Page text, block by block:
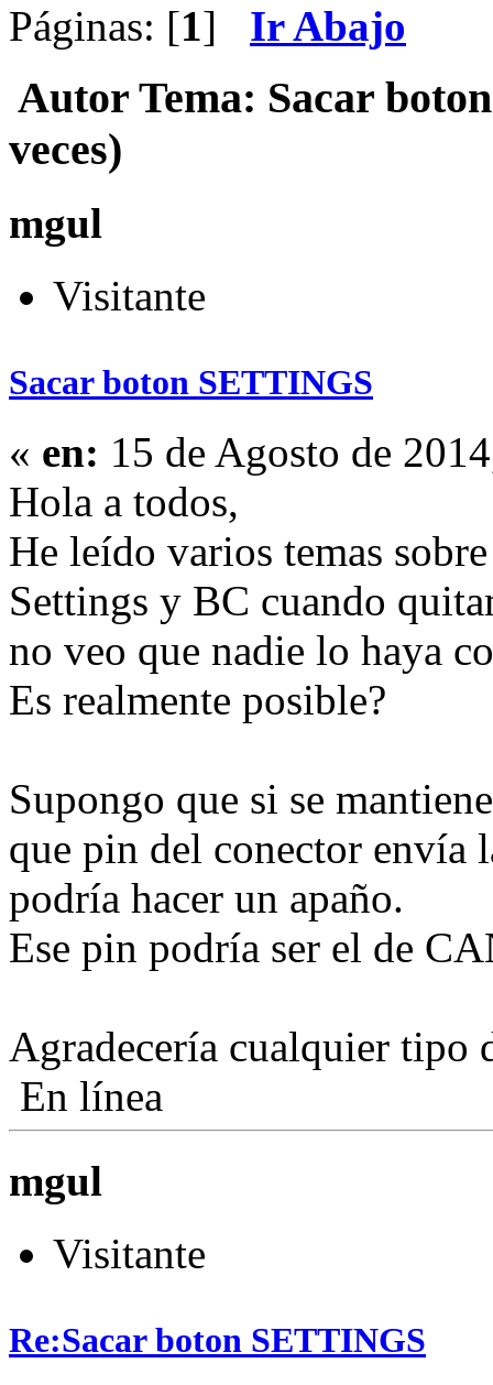
Páginas: [1] Ir Abajo
Autor Tema: Sacar
veces)
mgul
Visitante
Sacar boton SETTINGS
« en: 15 de Agosto de
Hola a todos,
He leído varios temas
Settings y BC cuando
no veo que nadie lo haya
Es realmente posible?
Supongo que si se
que pin del conector envía
podría hacer un apaño.
Ese pin podría ser el de
Agradecería cualquier tipo
En línea
mgul
Visitante
Re:Sacar boton SETTINGS